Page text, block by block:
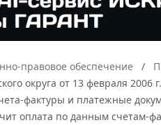
правовое обеспечение
округа от 13 февраля
фактуры и платежные
оплата по данным счетам-